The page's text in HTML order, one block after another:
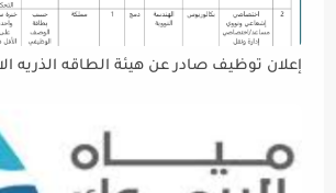
إعلان توظيف صادر عن هيئة الطاقه الذريه الاردنيه